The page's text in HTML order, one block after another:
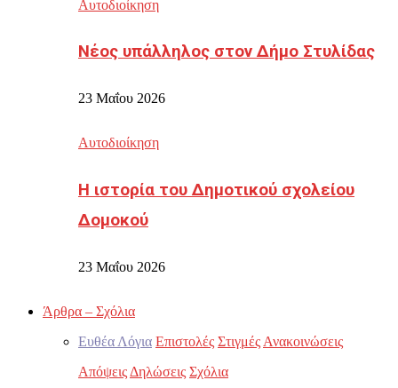
Αυτοδιοίκηση
Νέος υπάλληλος στον Δήμο Στυλίδας
23 Μαΐου 2026
Αυτοδιοίκηση
Η ιστορία του Δημοτικού σχολείου
Δομοκού
23 Μαΐου 2026
Άρθρα – Σχόλια
Ευθέα Λόγια Επιστολές Στιγμές Ανακοινώσεις
Απόψεις Δηλώσεις Σχόλια